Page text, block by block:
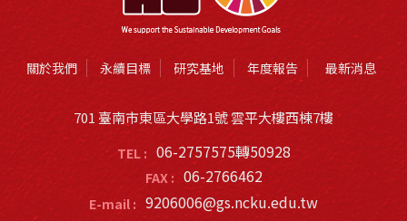
關於我們 永續目標 研究基地 年度報告 最新消息
701 臺南市東區大學路1號 雲平大樓西棟7樓
TEL : 06-2757575轉50928
FAX : 06-2766462
E-mail : 9206006@gs.ncku.edu.tw